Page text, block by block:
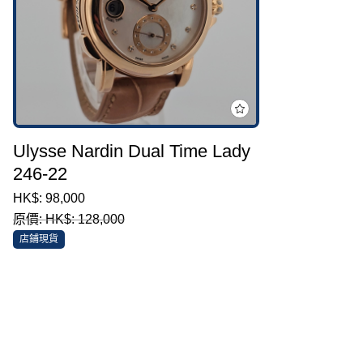
Ulysse Nardin Dual Time Lady
246-22
原價: HK$: 128,000
HK$: 98,000
店鋪現貨